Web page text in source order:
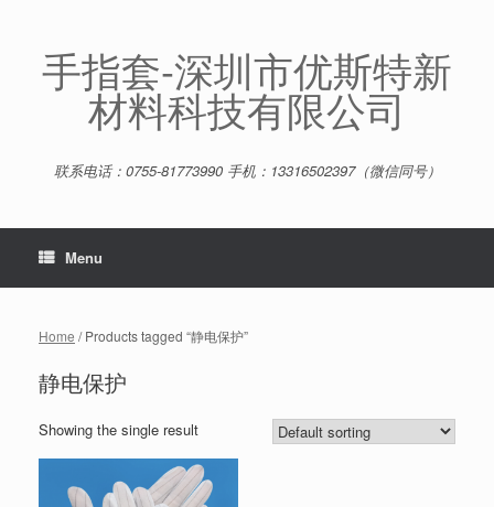
content手指套-深圳市优斯特新
材料科技有限公司
联系电话：0755-81773990 手机：13316502397（微信同号）
Menu
Home / Products tagged “静电保护”
静电保护
Showing the single result